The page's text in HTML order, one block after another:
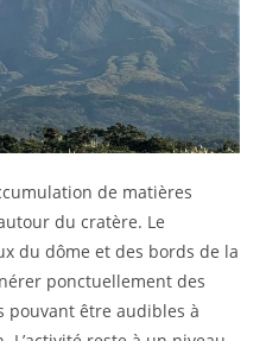
de matières
du cratère. Le
du dôme et des bords de la
ponctuellement des
pouvant être audibles à